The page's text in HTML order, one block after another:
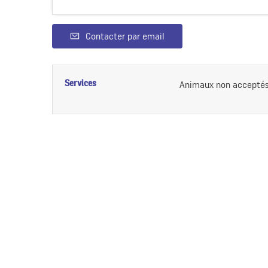
Contacter par email
Services Animaux non acceptés